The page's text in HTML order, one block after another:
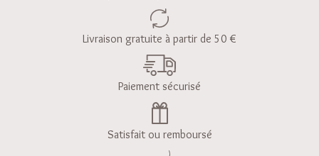
Livraison gratuite à partir de 50 €
Paiement sécurisé
Satisfait ou remboursé